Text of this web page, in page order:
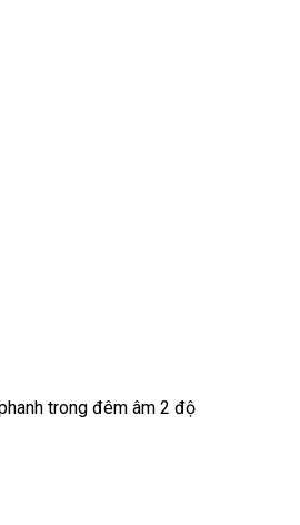
trong đêm âm 2 độ